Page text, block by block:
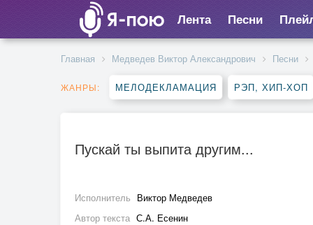
Лента Песни
Главная Медведев Виктор Александрович Песни
ЖАНРЫ: МЕЛОДЕКЛАМАЦИЯ РЭП, ХИП-ХОП
Пускай ты выпита другим...
Исполнитель Виктор Медведев
Автор текста С.А. Есенин